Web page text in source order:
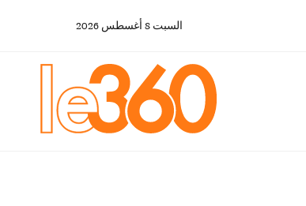
السبت 8 أغسطس 2026